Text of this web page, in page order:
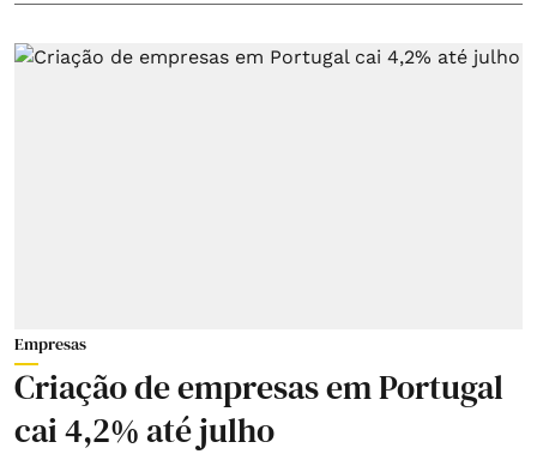
Empresas
Criação de empresas em Portugal
cai 4,2% até julho